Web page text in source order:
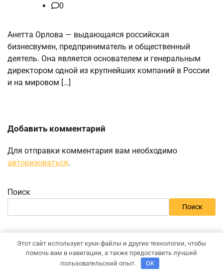
0
Анетта Орлова — выдающаяся российская
бизнесвумен, предприниматель и общественный
деятель. Она является основателем и генеральным
директором одной из крупнейших компаний в России
и на мировом […]
Добавить комментарий
Для отправки комментария вам необходимо
авторизоваться.
Поиск
Поиск
Последние записи
Микрокредиты: возможности и подводные камни
Антипробуксовочные траки: Обзор и Преимущества
Этот сайт использует куки-файлы и другие технологии, чтобы
помочь вам в навигации, а также предоставить лучший
пользовательский опыт.
OK